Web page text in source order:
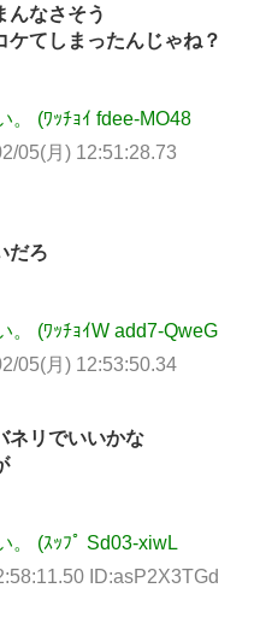
んなさそう
ケてしまったんじゃね？
。 (ﾜｯﾁｮｲ fdee-MO48
05(月) 12:51:28.73
だろ
。 (ﾜｯﾁｮｲW add7-QweG
05(月) 12:53:50.34
ネリでいいかな
。 (ｽｯﾌﾟ Sd03-xiwL
ID:asP2X3TGd